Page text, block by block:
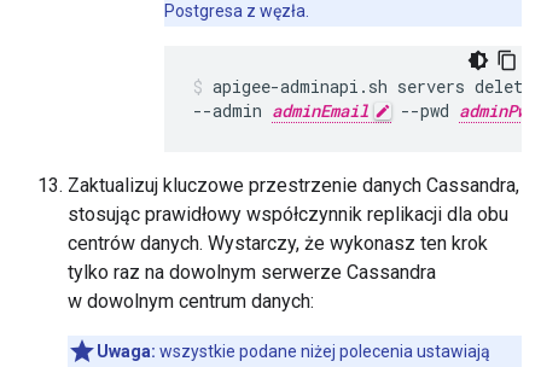
Postgresa z węzła.
apigee-adminapi.sh servers
--admin adminEmail --pwd
Zaktualizuj kluczowe przestrzenie danych Cassandra,
stosując prawidłowy współczynnik replikacji dla obu
centrów danych. Wystarczy, że wykonasz ten krok
tylko raz na dowolnym serwerze Cassandra
w dowolnym centrum danych:
Uwaga: wszystkie podane niżej polecenia ustawiają